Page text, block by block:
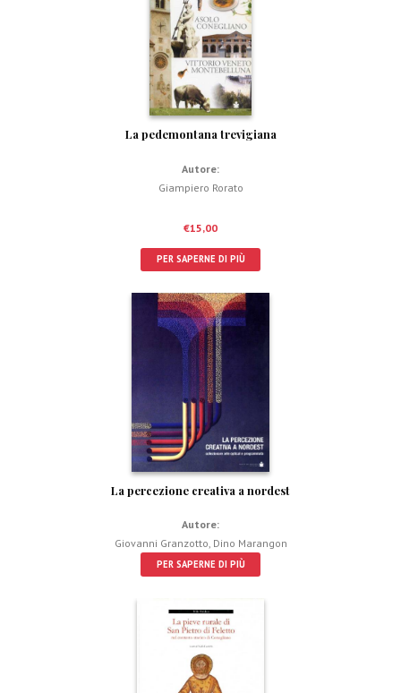
La pedemontana trevigiana
Autore:
Giampiero Rorato
€15,00
PER SAPERNE DI PIÙ
La percezione creativa a nordest
Autore:
Giovanni Granzotto, Dino Marangon
PER SAPERNE DI PIÙ